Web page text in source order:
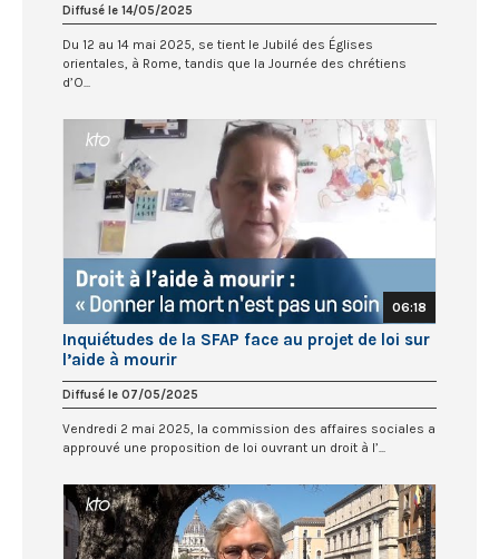
Diffusé le 14/05/2025
Du 12 au 14 mai 2025, se tient le Jubilé des Églises
orientales, à Rome, tandis que la Journée des chrétiens
d’O...
06:18
Inquiétudes de la SFAP face au projet de loi sur
l’aide à mourir
Diffusé le 07/05/2025
Vendredi 2 mai 2025, la commission des affaires sociales a
approuvé une proposition de loi ouvrant un droit à l’...